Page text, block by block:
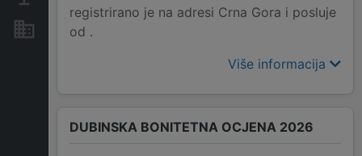
Nekretnine i imovina
registrirano je na adresi Crna Gora i posluje
od .
Više informacija
DUBINSKA BONITETNA OCJENA 2026